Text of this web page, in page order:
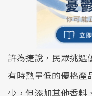
許為捷說，民眾挑選
有時熱量低的優格產
少，但添加其他香料